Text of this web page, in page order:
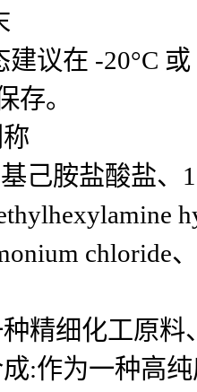
议在 -20°C
存。
己胺盐酸盐
chloride
精细化工原
:作为一种高